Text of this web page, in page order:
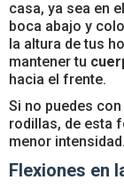
casa, ya sea en
boca abajo y
la altura de tus
mantener tu
hacia el frente.
Si no puedes
rodillas, de esta
menor intensidad.
Flexiones en